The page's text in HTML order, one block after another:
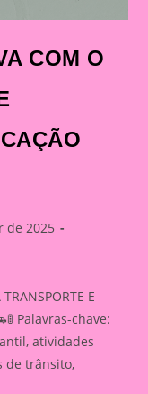
COM O
de 2025
E
Palavras-chave:
atividades
de trânsito,